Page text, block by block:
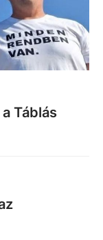
Táblás